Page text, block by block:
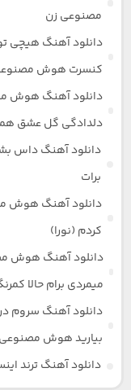
مصنوعی زن
دانلود آهنگ هیچی
کنسرت هوش
دانلود آهنگ هوش
دلدادگی گل عشق
دانلود آهنگ داس
برات
دانلود آهنگ هوش
کردم (نورا)
دانلود آهنگ هوش
میمردی برام حالا
دانلود آهنگ سروم
بیارید هوش
دانلود آهنگ ترند